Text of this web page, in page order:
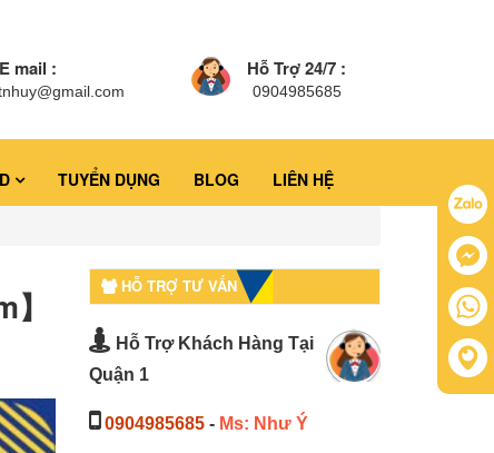
E mail : Hỗ Trợ 24/7 :
0904985685
TUYỂN DỤNG BLOG LIÊN HỆ
HỖ TRỢ TƯ VẤN
Hỗ Trợ Khách Hàng Tại
Quận 1
0904985685- Ms: Như Ý